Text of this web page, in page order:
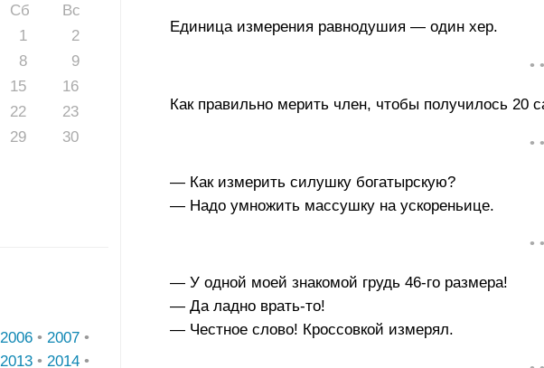
Сб
Вс
1
2
8
9
15
16
22
23
29
30
2006 • 2007 •
2013 • 2014 •
Единица измерения равнодушия — один хер.
•
Как правильно мерить член, чтобы получилось 20
•
— Как измерить силушку богатырскую?
— Надо умножить массушку на ускореньице.
•
— У одной моей знакомой грудь 46-го размера!
— Да ладно врать-то!
— Честное слово! Кроссовкой измерял.